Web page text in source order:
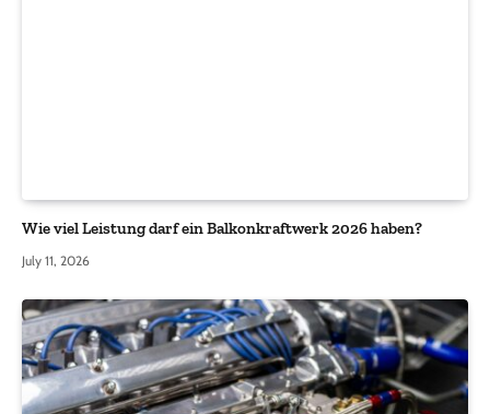
Wie viel Leistung darf ein Balkonkraftwerk 2026 haben?
July 11, 2026